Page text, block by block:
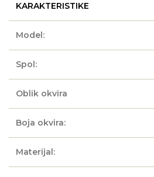
KARAKTERISTIKE
Model:
Spol:
Oblik okvira
Boja okvira:
Materijal: